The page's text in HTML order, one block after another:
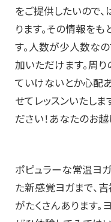
をご提供したいので
ります。その情報を
す。人数が少人数な
加いただけます。周
ていけないとか心配
せてレッスンいたしま
ださい！あなたのお越
ポピュラーな常温ヨ
た新感覚ヨガまで、
がたくさんあります。